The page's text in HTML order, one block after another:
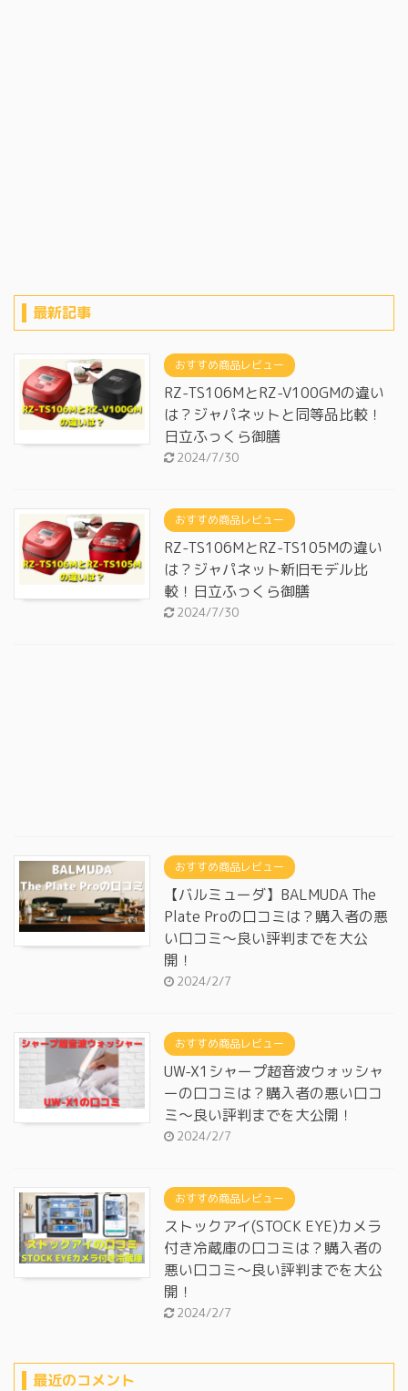
最新記事
おすすめ商品レビュー
RZ-TS106MとRZ-V100GMの違い
は？ジャパネットと同等品比較！
日立ふっくら御膳
2024/7/30
おすすめ商品レビュー
RZ-TS106MとRZ-TS105Mの違い
は？ジャパネット新旧モデル比
較！日立ふっくら御膳
2024/7/30
おすすめ商品レビュー
【バルミューダ】BALMUDA The
Plate Proの口コミは？購入者の悪
い口コミ～良い評判までを大公
開！
2024/2/7
おすすめ商品レビュー
UW-X1シャープ超音波ウォッシャ
ーの口コミは？購入者の悪い口コ
ミ～良い評判までを大公開！
2024/2/7
おすすめ商品レビュー
ストックアイ(STOCK EYE)カメラ
付き冷蔵庫の口コミは？購入者の
悪い口コミ～良い評判までを大公
開！
2024/2/7
最近のコメント